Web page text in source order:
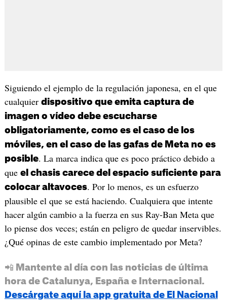
Siguiendo el ejemplo de la regulación japonesa, en el que
cualquier dispositivo que emita captura de
imagen o vídeo debe escucharse
obligatoriamente, como es el caso de los
móviles, en el caso de las gafas de Meta no es
posible. La marca indica que es poco práctico debido a
que el chasis carece del espacio suficiente para
colocar altavoces. Por lo menos, es un esfuerzo
plausible el que se está haciendo. Cualquiera que intente
hacer algún cambio a la fuerza en sus Ray-Ban Meta que
lo piense dos veces; están en peligro de quedar inservibles.
¿Qué opinas de este cambio implementado por Meta?
📲 Mantente al día con las noticias de última
hora de Catalunya, España e Internacional.
Descárgate aquí la app gratuita de El Nacional